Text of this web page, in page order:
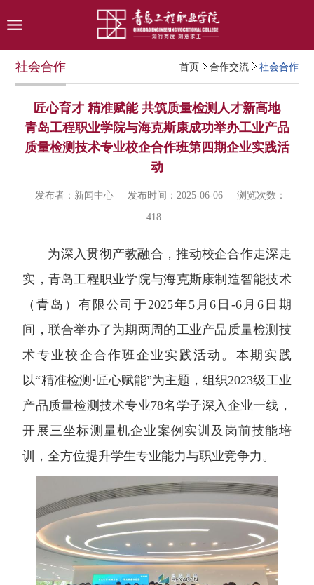
首页 合作交流 社会合作
社会合作
匠心育才 精准赋能 共筑质量检测人才新高地
青岛工程职业学院与海克斯康成功举办工业产品
质量检测技术专业校企合作班第四期企业实践活
动
发布者：新闻中心 发布时间：2025-06-06 浏览次数：
418
为深入贯彻产教融合，推动校企合作走深走
实，青岛工程职业学院与海克斯康制造智能技术
（青岛）有限公司于2025年5月6日-6月6日期
间，联合举办了为期两周的工业产品质量检测技
术专业校企合作班企业实践活动。本期实践
以“精准检测·匠心赋能”为主题，组织2023级工业
产品质量检测技术专业78名学子深入企业一线，
开展三坐标测量机企业案例实训及岗前技能培
训，全方位提升学生专业能力与职业竞争力。